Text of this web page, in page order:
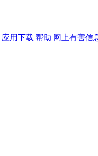
应用下载 帮助 网上有害信